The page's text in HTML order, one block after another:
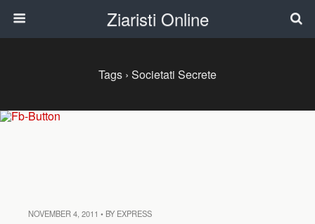
Ziaristi Online
Tags › Societati Secrete
NOVEMBER 4, 2011 • BY EXPRESS